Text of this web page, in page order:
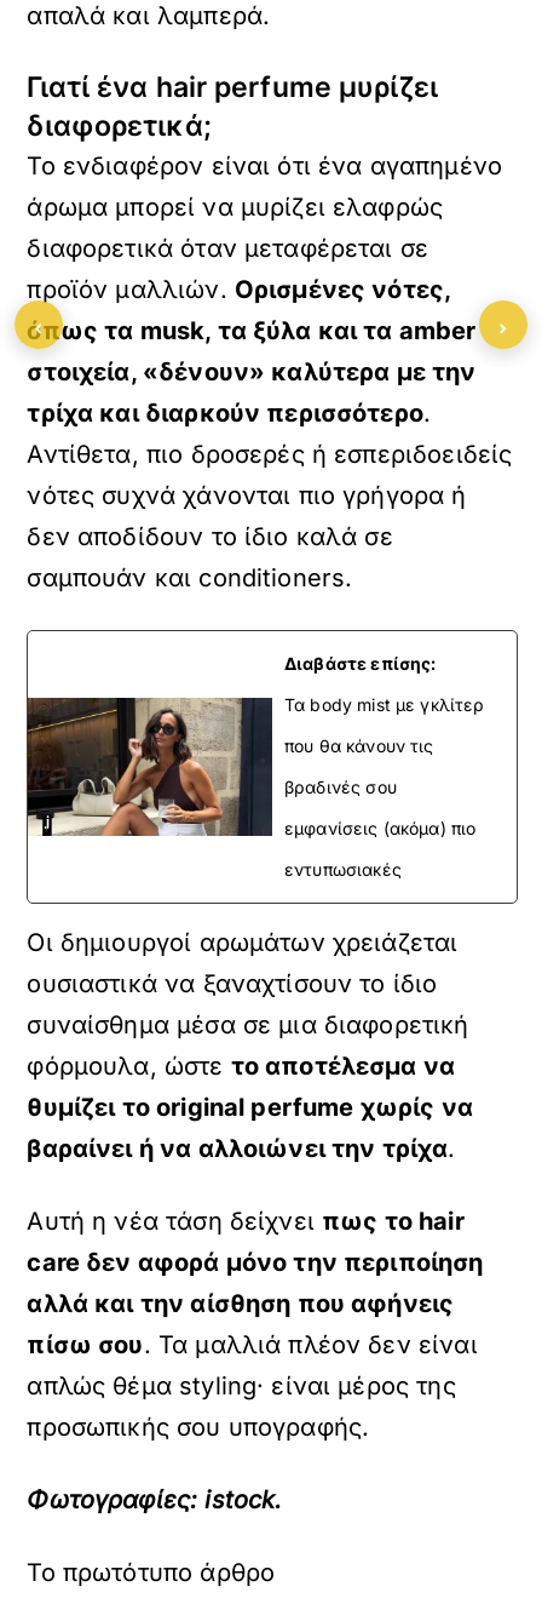
απαλά και λαμπερά.
Γιατί ένα hair perfume μυρίζει
διαφορετικά;
Το ενδιαφέρον είναι ότι ένα αγαπημένο
άρωμα μπορεί να μυρίζει ελαφρώς
διαφορετικά όταν μεταφέρεται σε
προϊόν μαλλιών. Ορισμένες νότες,
όπως τα musk, τα ξύλα και τα amber
στοιχεία, «δένουν» καλύτερα με την
τρίχα και διαρκούν περισσότερο.
Αντίθετα, πιο δροσερές ή εσπεριδοειδείς
νότες συχνά χάνονται πιο γρήγορα ή
δεν αποδίδουν το ίδιο καλά σε
σαμπουάν και conditioners.
Διαβάστε επίσης:
Τα body mist με γκλίτερ
που θα κάνουν τις
βραδινές σου
εμφανίσεις (ακόμα) πιο
εντυπωσιακές
Οι δημιουργοί αρωμάτων χρειάζεται
ουσιαστικά να ξαναχτίσουν το ίδιο
συναίσθημα μέσα σε μια διαφορετική
φόρμουλα, ώστε το αποτέλεσμα να
θυμίζει τοoriginal perfume χωρίς να
βαραίνει ή να αλλοιώνει την τρίχα.
Αυτή η νέα τάση δείχνει πως το hair
care δεν αφορά μόνο την περιποίηση
αλλά και την αίσθηση που αφήνεις
πίσω σου. Τα μαλλιά πλέον δεν είναι
απλώς θέμα styling· είναι μέρος της
προσωπικής σου υπογραφής.
Φωτογραφίες: istock.
Το πρωτότυπο άρθρο
‹ ›